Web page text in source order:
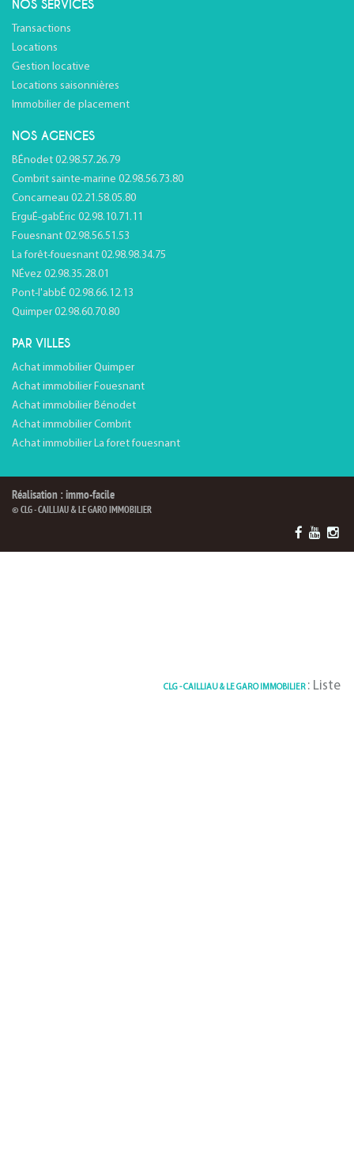
NOS SERVICES
Transactions
Locations
Gestion locative
Locations saisonnières
Immobilier de placement
NOS AGENCES
BÉnodet 02.98.57.26.79
Combrit sainte-marine 02.98.56.73.80
Concarneau 02.21.58.05.80
ErguÉ-gabÉric 02.98.10.71.11
Fouesnant 02.98.56.51.53
La forêt-fouesnant 02.98.98.34.75
NÉvez 02.98.35.28.01
Pont-l'abbÉ 02.98.66.12.13
Quimper 02.98.60.70.80
PAR VILLES
Achat immobilier Quimper
Achat immobilier Fouesnant
Achat immobilier Bénodet
Achat immobilier Combrit
Achat immobilier La foret fouesnant
Réalisation : immo-facile
© CLG - CAILLIAU & LE GARO IMMOBILIER
CLG - CAILLIAU & LE GARO IMMOBILIER: Liste des Biens